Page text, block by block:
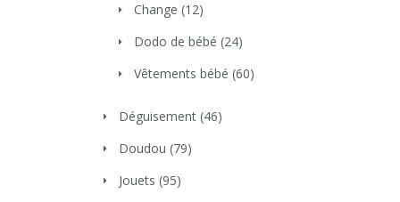
Change (12)
Dodo de bébé (24)
Vêtements bébé (60)
Déguisement (46)
Doudou (79)
Jouets (95)